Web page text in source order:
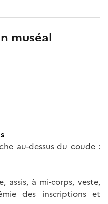
muséal
au-dessus du coude :
assis, à mi-corps, veste,
des inscriptions et